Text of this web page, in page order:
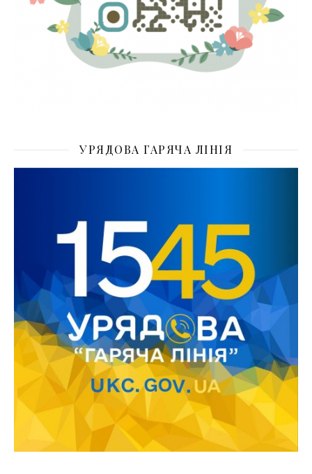
УРЯДОВА ГАРЯЧА ЛІНІЯ